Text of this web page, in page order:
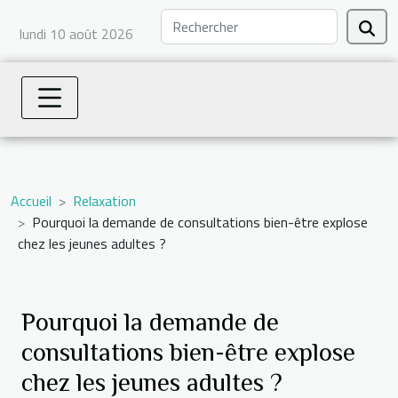
lundi 10 août 2026
Accueil
Relaxation
Pourquoi la demande de consultations bien-être explose
chez les jeunes adultes ?
Pourquoi la demande de
consultations bien-être explose
chez les jeunes adultes ?